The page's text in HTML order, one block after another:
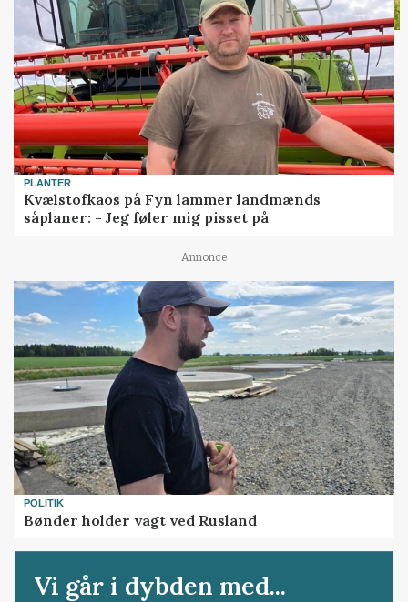
PLANTER
Kvælstofkaos på Fyn lammer landmænds
såplaner: - Jeg føler mig pisset på
Annonce
POLITIK
Bønder holder vagt ved Rusland
Vi går i dybden med...